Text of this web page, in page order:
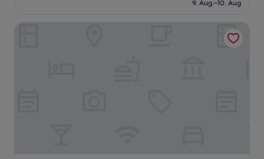
9. Aug.–10. Aug.